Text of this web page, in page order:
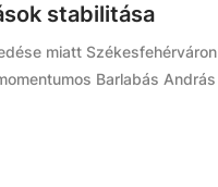
stabilitása
miatt Székesfehérváron
Barlabás András